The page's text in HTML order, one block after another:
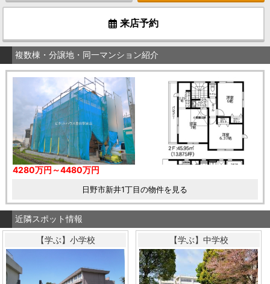
来店予約
複数棟・分譲地・同一マンション紹介
4280万円～4480万円
日野市新井1丁目の物件を見る
近隣スポット情報
【学ぶ】小学校 【学ぶ】中学校